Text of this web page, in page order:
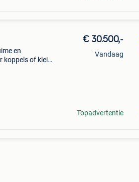
en
of kleine
€ 30.500,-
Vandaag
Topadvertentie